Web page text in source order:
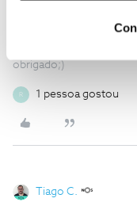
superado ganha-se
obrigado;)
R 1 pessoa gostou
Tiago C.